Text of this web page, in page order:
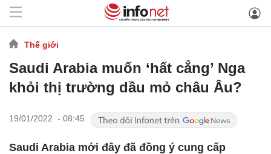
Thế giới
Saudi Arabia muốn ‘hất cẳng’ Nga
khỏi thị trường dầu mỏ châu Âu?
19/01/2022 - 08:45
Saudi Arabia mới đây đã đồng ý cung cấp